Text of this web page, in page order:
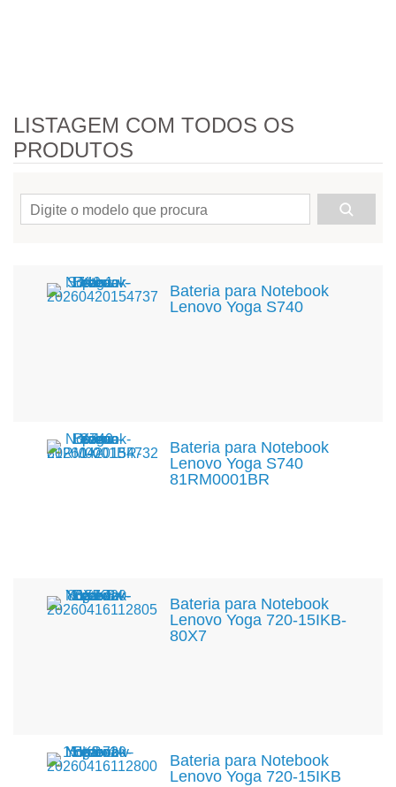
LISTAGEM COM TODOS OS
PRODUTOS
Bateria para Notebook
Lenovo Yoga S740
Bateria para Notebook
Lenovo Yoga S740
81RM0001BR
Bateria para Notebook
Lenovo Yoga 720-15IKB-
80X7
Bateria para Notebook
Lenovo Yoga 720-15IKB